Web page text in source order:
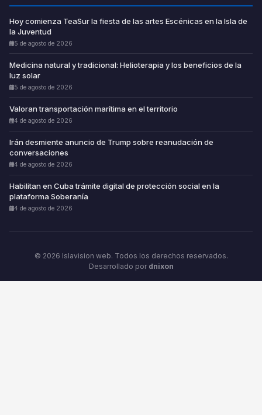
Hoy comienza TeaSur la fiesta de las artes Escénicas en la Isla de
la Juventud
5 de agosto de 2026
Medicina natural y tradicional: Helioterapia y los beneficios de la
luz solar
5 de agosto de 2026
Valoran transportación marítima en el territorio
4 de agosto de 2026
Irán desmiente anuncio de Trump sobre reanudación de
conversaciones
4 de agosto de 2026
Habilitan en Cuba trámite digital de protección social en la
plataforma Soberanía
4 de agosto de 2026
© 2026 Islavision web. Todos los derechos reservados.
Desarrollado por dnixon